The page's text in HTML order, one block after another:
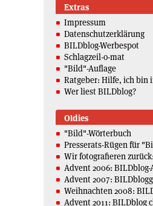
Extras
Impressum
Datenschutzerklärung
BILDblog-Werbespot
Schlagzeil-o-mat
"Bild"-Auflage
Ratgeber: Hilfe, ich bin
Wer liest BILDblog?
Oldies
"Bild"-Wörterbuch
Presserats-Rügen für
Wir fotografieren
Advent 2006:
Advent 2007:
Weihnachten 2008:
Advent 2011: BILDblog